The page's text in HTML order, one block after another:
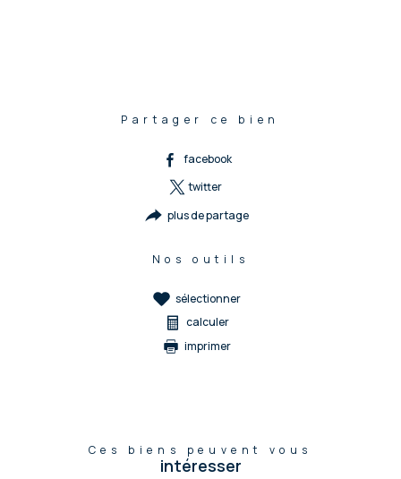
Partager ce bien
facebook
twitter
plus de partage
Nos outils
sélectionner
calculer
imprimer
Ces biens peuvent vous
intéresser